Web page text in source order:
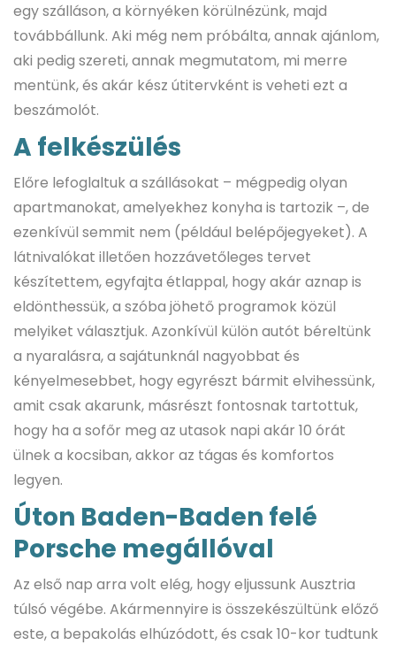
egy szálláson, a környéken körülnézünk, majd
továbbállunk. Aki még nem próbálta, annak ajánlom,
aki pedig szereti, annak megmutatom, mi merre
mentünk, és akár kész útitervként is veheti ezt a
beszámolót.
A felkészülés
Előre lefoglaltuk a szállásokat – mégpedig olyan
apartmanokat, amelyekhez konyha is tartozik –, de
ezenkívül semmit nem (például belépőjegyeket). A
látnivalókat illetően hozzávetőleges tervet
készítettem, egyfajta étlappal, hogy akár aznap is
eldönthessük, a szóba jöhető programok közül
melyiket választjuk. Azonkívül külön autót béreltünk
a nyaralásra, a sajátunknál nagyobbat és
kényelmesebbet, hogy egyrészt bármit elvihessünk,
amit csak akarunk, másrészt fontosnak tartottuk,
hogy ha a sofőr meg az utasok napi akár 10 órát
ülnek a kocsiban, akkor az tágas és komfortos
legyen.
Úton Baden-Baden felé
Porsche megállóval
Az első nap arra volt elég, hogy eljussunk Ausztria
túlsó végébe. Akármennyire is összekészültünk előző
este, a bepakolás elhúzódott, és csak 10-kor tudtunk